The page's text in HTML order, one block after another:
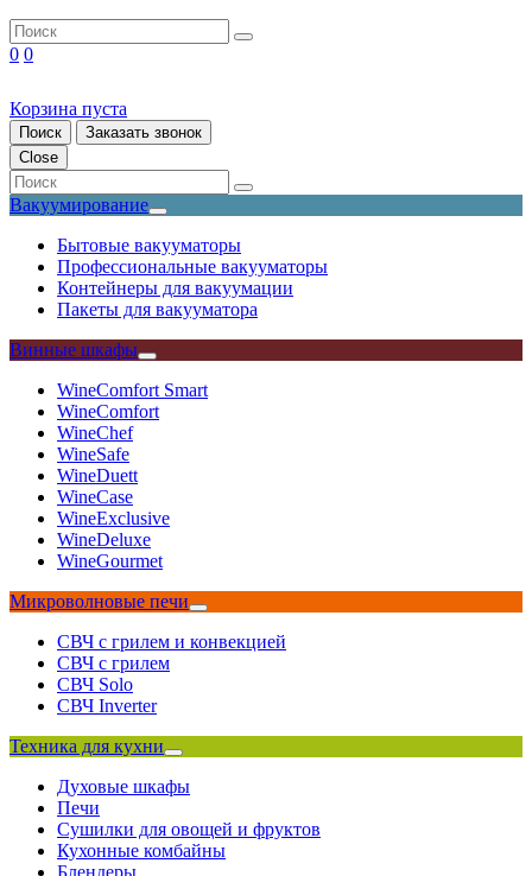
0 0
Корзина пуста
Поиск
Заказать звонок
Close
Вакуумирование
Бытовые вакууматоры
Профессиональные вакууматоры
Контейнеры для вакуумации
Пакеты для вакууматора
Винные шкафы
WineComfort Smart
WineComfort
WineChef
WineSafe
WineDuett
WineCase
WineExclusive
WineDeluxe
WineGourmet
Микроволновые печи
СВЧ с грилем и конвекцией
СВЧ с грилем
СВЧ Solo
СВЧ Inverter
Техника для кухни
Духовые шкафы
Печи
Сушилки для овощей и фруктов
Кухонные комбайны
Блендеры